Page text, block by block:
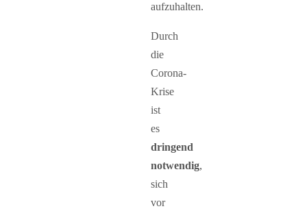
aufzuhalten.
Durch
die
Corona-
Krise
ist
es
dringend
notwendig,
sich
vor